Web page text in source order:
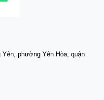
phường Yên Hòa, quận